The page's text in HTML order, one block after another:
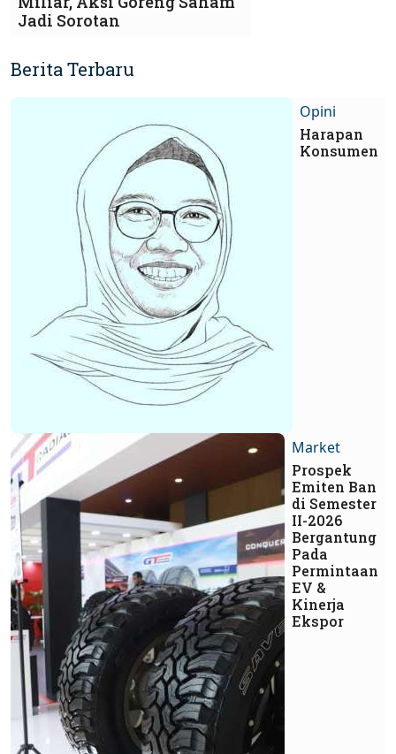
Jadi Sorotan
Berita Terbaru
Opini
Harapan
Konsumen
Market
Prospek
Emiten Ban
di Semester
II-2026
Bergantung
Pada
Permintaan
EV &
Kinerja
Ekspor